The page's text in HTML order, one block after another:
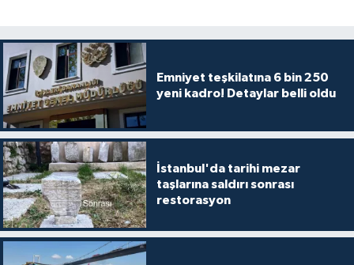
Emniyet teşkilatına 6 bin 250
yeni kadro! Detaylar belli oldu
İstanbul'da tarihi mezar
taşlarına saldırı sonrası
restorasyon